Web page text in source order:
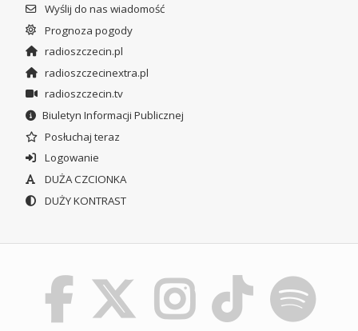
Wyślij do nas wiadomość
Prognoza pogody
radioszczecin.pl
radioszczecinextra.pl
radioszczecin.tv
Biuletyn Informacji Publicznej
Posłuchaj teraz
Logowanie
DUŻA CZCIONKA
DUŻY KONTRAST